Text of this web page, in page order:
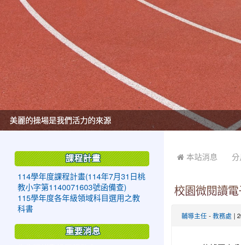
美麗的操場是我們活力的來源
美麗的操場是我們活力的來源
煥然一新的小司令台
煥然一新的小司令台
富含桃園埤塘田園風光意象的中廊
富含桃園埤塘田園風光意象的中廊
嶄新的中庭廣場
嶄新的中庭廣場
水生池生生不息
水生池生生不息
 本站消息
校園微閱讀
輔導主任 - 教務處 |
課程計畫
114學年度課程計畫(114年7月31日桃
教小字第1140071603號函備查)
115學年度各年級領域科目選用之教
科書
重要消息